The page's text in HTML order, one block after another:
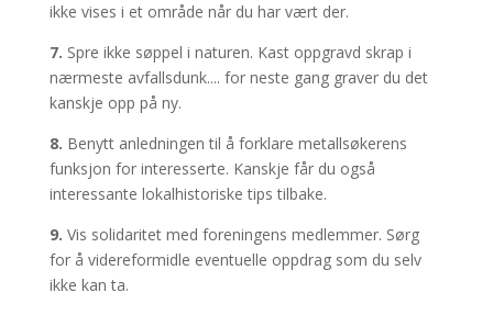
ikke vises i et område når du har vært der.
7. Spre ikke søppel i naturen. Kast oppgravd skrap i
nærmeste avfallsdunk.... for neste gang graver du det
kanskje opp på ny.
8. Benytt anledningen til å forklare metallsøkerens
funksjon for interesserte. Kanskje får du også
interessante lokalhistoriske tips tilbake.
9. Vis solidaritet med foreningens medlemmer. Sørg
for å videreformidle eventuelle oppdrag som du selv
ikke kan ta.